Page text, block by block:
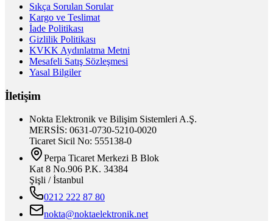
Sıkça Sorulan Sorular
Kargo ve Teslimat
İade Politikası
Gizlilik Politikası
KVKK Aydınlatma Metni
Mesafeli Satış Sözleşmesi
Yasal Bilgiler
İletişim
Nokta Elektronik ve Bilişim Sistemleri A.Ş.
MERSİS: 0631-0730-5210-0020
Ticaret Sicil No: 555138-0
Perpa Ticaret Merkezi B Blok
Kat 8 No.906 P.K. 34384
Şişli / İstanbul
0212 222 87 80
nokta@noktaelektronik.net